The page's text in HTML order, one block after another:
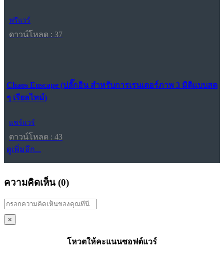
ฟรีแวร์
ดาวน์โหลด : 37
Chaos Enscape (ปลั๊กอิน สำหรับการเรนเดอร์ภาพ 3 มิติแบบสด
ๆ เรียลไทม์)
แชร์แวร์
ดาวน์โหลด : 43
ดูเพิ่มอีก...
ความคิดเห็น (0)
×
โหวตให้คะแนนซอฟต์แวร์